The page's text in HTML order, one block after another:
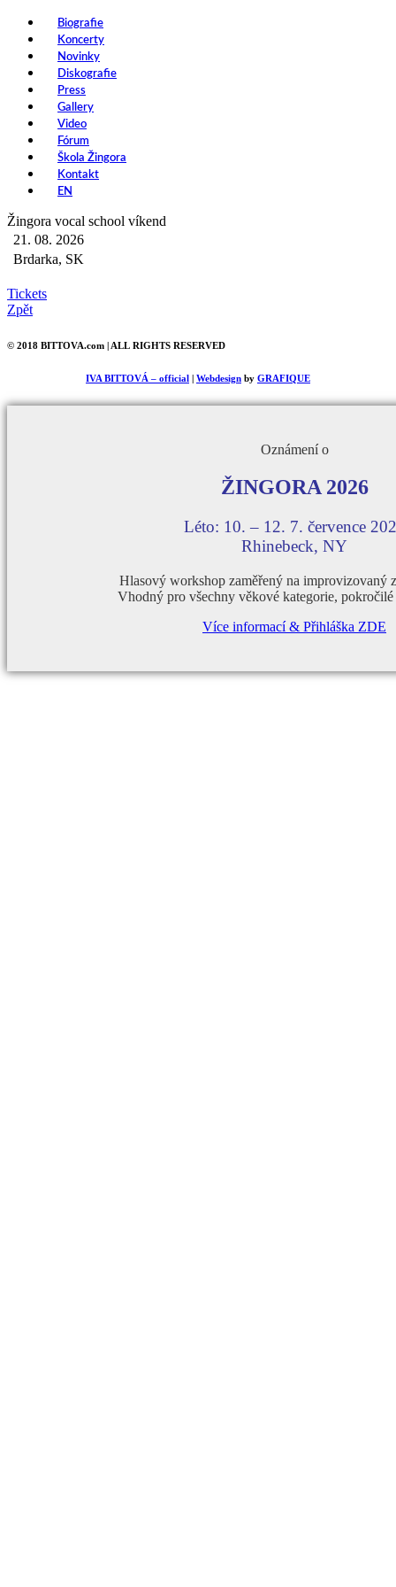
Biografie
Koncerty
Novinky
Diskografie
Press
Gallery
Video
Fórum
Škola Žingora
Kontakt
EN
Žingora vocal school víkend
21. 08. 2026
Brdarka, SK
Tickets
Zpět
© 2018 BITTOVA.com | ALL RIGHTS RESERVED
IVA BITTOVÁ – official | Webdesign by GRAFIQUE
Oznámení o
ŽINGORA 2026
Léto: 10. – 12. 7. července
Rhinebeck, NY
Hlasový workshop zaměřený na improvizovaný
Vhodný pro všechny věkové kategorie, pokročilé
Více informací & Přihláška ZDE